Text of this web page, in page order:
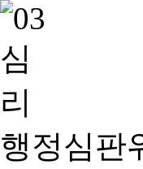
행정심판